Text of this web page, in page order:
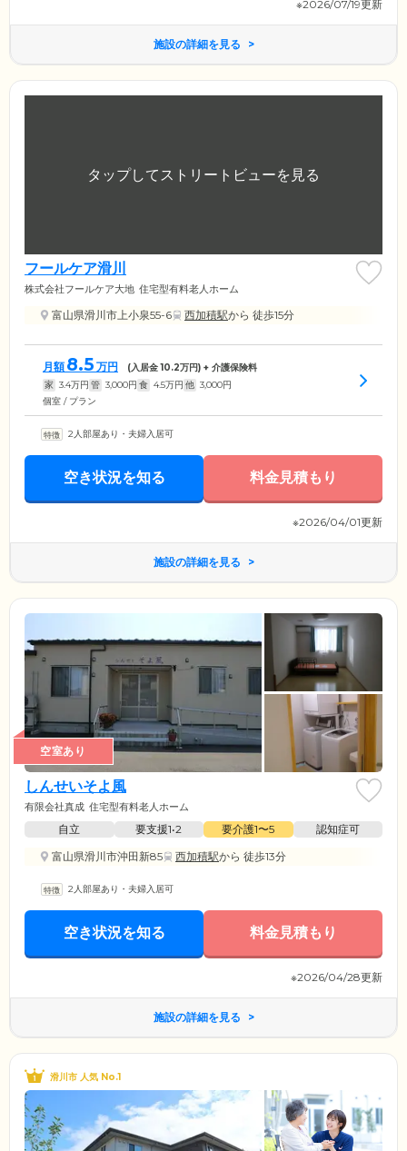
※2026/07/19更新
施設の詳細を見る
フールケア滑川
株式会社フールケア大地 住宅型有料老人ホーム
富山県滑川市上小泉55-6 西加積駅から 徒歩15分
月額 8.5 万円 (入居金10.2万円) + 介護保険料
家 3.4万円 管 3,000円 食 4.5万円 他 3,000円
個室 / プラン
2人部屋あり・夫婦入居可
空き状況を知る 料金見積もり
※2026/04/01更新
施設の詳細を見る
空室あり
しんせいそよ風
有限会社真成 住宅型有料老人ホーム
自立 要支援1•2 要介護1〜5
認知症可
富山県滑川市沖田新85
西加積駅から 徒歩13分
2人部屋あり・夫婦入居可
空き状況を知る 料金見積もり
※2026/04/28更新
施設の詳細を見る
滑川市 人気 No.1